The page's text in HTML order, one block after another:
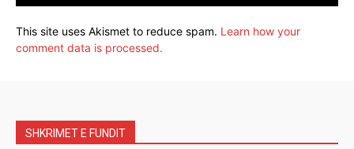
This site uses Akismet to reduce spam. Learn how your
comment data is processed.
SHKRIMET E FUNDIT